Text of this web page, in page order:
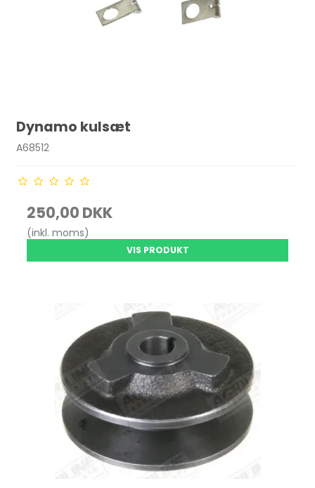
Dynamo kulsæt
A68512
250,00 DKK
(inkl. moms)
VIS PRODUKT